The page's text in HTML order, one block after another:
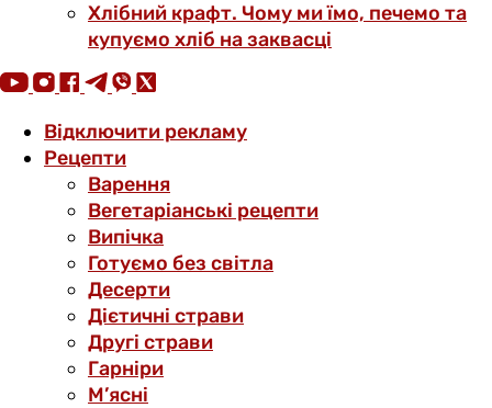
Хлібний крафт. Чому ми їмо, печемо та
купуємо хліб на заквасці
Відключити рекламу
Рецепти
Варення
Вегетаріанські рецепти
Випічка
Готуємо без світла
Десерти
Дієтичні страви
Другі страви
Гарніри
М’ясні